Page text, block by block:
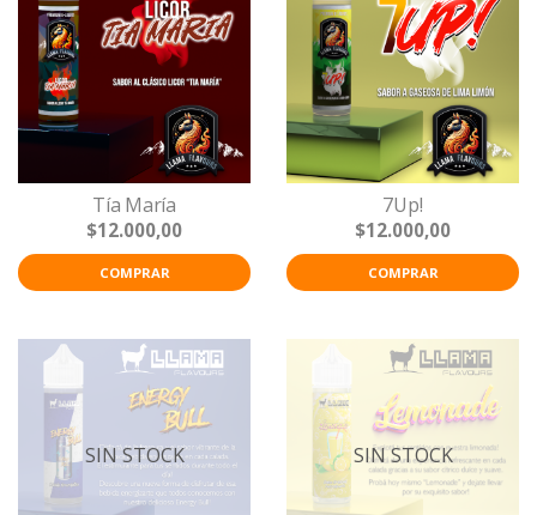
Tía María
$12.000,00
COMPRAR
7Up!
$12.000,00
COMPRAR
SIN STOCK SIN STOCK